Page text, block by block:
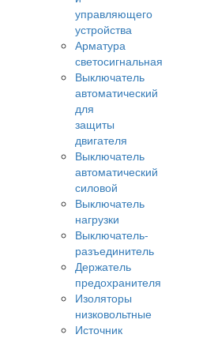
управляющего
устройства
Арматура
светосигнальная
Выключатель
автоматический
для
защиты
двигателя
Выключатель
автоматический
силовой
Выключатель
нагрузки
Выключатель-
разъединитель
Держатель
предохранителя
Изоляторы
низковольтные
Источник